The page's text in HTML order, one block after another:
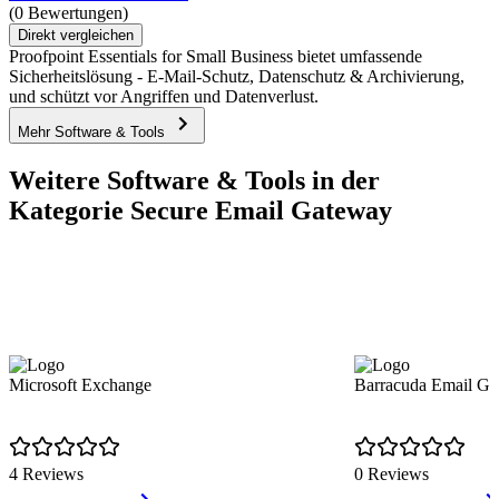
(0 Bewertungen)
Direkt vergleichen
Proofpoint Essentials for Small Business bietet umfassende
Sicherheitslösung - E-Mail-Schutz, Datenschutz & Archivierung,
und schützt vor Angriffen und Datenverlust.
Mehr Software & Tools
Weitere Software & Tools in der
Kategorie Secure Email Gateway
Microsoft Exchange
4 Reviews
Barracuda Email
0 Reviews